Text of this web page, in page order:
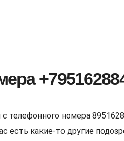
телефонного номера
есть какие-то другие